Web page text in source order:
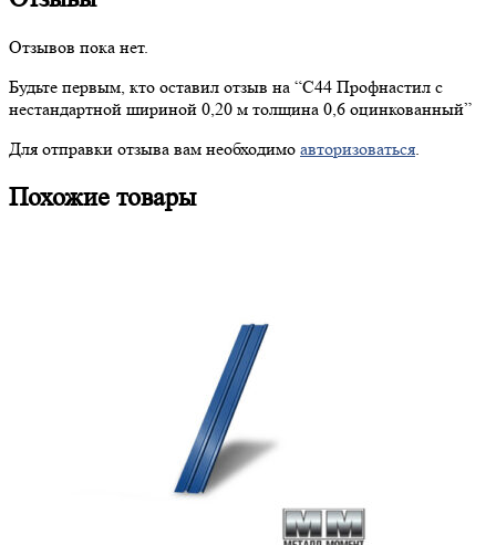
Отзывов пока нет.
Будьте первым, кто оставил отзыв на “С44 Профнастил с
нестандартной шириной 0,20 м толщина 0,6 оцинкованный”
Для отправки отзыва вам необходимо авторизоваться.
Похожие товары